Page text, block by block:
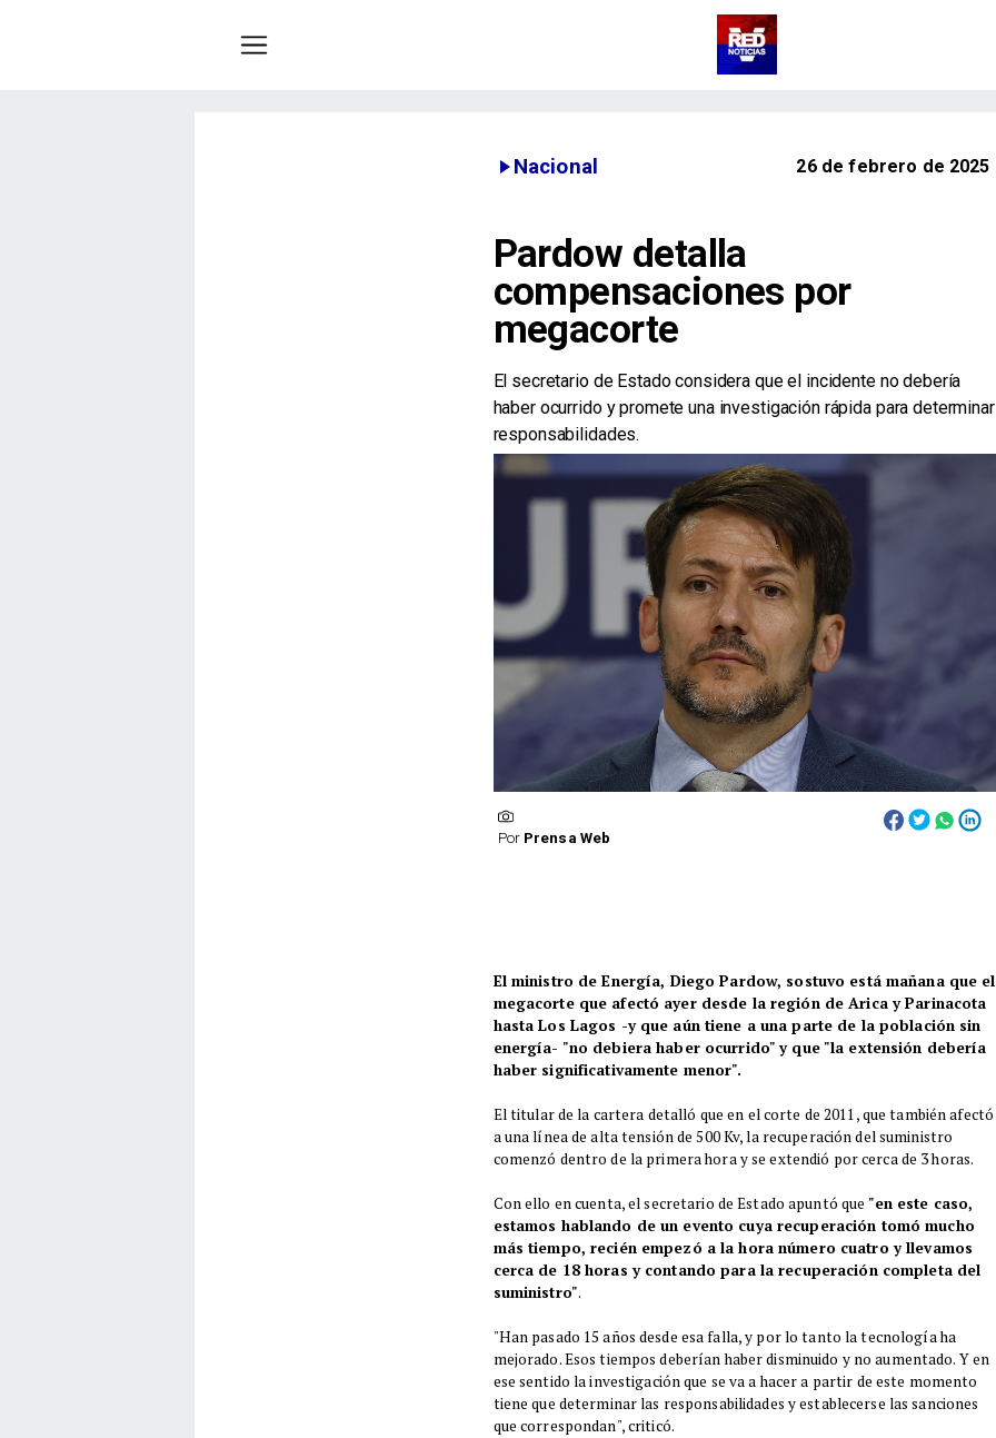
Nacional 26 de febrero de 2025
Pardow detalla
compensaciones por
megacorte
El secretario de Estado considera que el incidente no debería
haber ocurrido y promete una investigación rápida para determinar
responsabilidades.
Por Prensa Web
El ministro de Energía, Diego Pardow, sostuvo está mañana que el
megacorte que afectó ayer desde la región de Arica y Parinacota
hasta Los Lagos -y que aún tiene a una parte de la población sin
energía- "no debiera haber ocurrido" y que "la extensión debería
haber significativamente menor".
El titular de la cartera detalló que en el corte de 2011, que también afectó
a una línea de alta tensión de 500 Kv, la recuperación del suministro
comenzó dentro de la primera hora y se extendió por cerca de 3 horas.
Con ello en cuenta, el secretario de Estado apuntó que "en este caso,
estamos hablando de un evento cuya recuperación tomó mucho
más tiempo, recién empezó a la hora número cuatro y llevamos
cerca de 18 horas y contando para la recuperación completa del
suministro".
"Han pasado 15 años desde esa falla, y por lo tanto la tecnología ha
mejorado. Esos tiempos deberían haber disminuido y no aumentado. Y en
ese sentido la investigación que se va a hacer a partir de este momento
tiene que determinar las responsabilidades y establecerse las sanciones
que correspondan", criticó.